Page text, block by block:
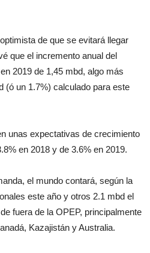
de que se evitará llegar
que el incremento anual del
2019 de 1,45 mbd, algo más
(ó un 1.7%) calculado para este
unas expectativas de crecimiento
en 2018 y de 3.6% en 2019.
el mundo contará, según la
este año y otros 2.1 mbd el
fuera de la OPEP, principalmente
Kazajistán y Australia.